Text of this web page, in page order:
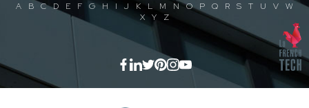
A
B C D E F G H I J K L M N O P Q R S T U V
W
X
Y Z